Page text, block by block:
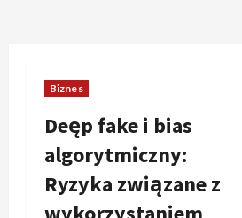
Biznes
Deęp fake i bias
algorytmiczny:
Ryzyka związane z